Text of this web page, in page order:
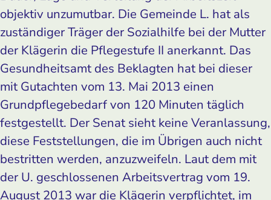
objektiv unzumutbar. Die Gemeinde L. hat als
zuständiger Träger der Sozialhilfe bei der Mutter
der Klägerin die Pflegestufe II anerkannt. Das
Gesundheitsamt des Beklagten hat bei dieser
mit Gutachten vom 13. Mai 2013 einen
Grundpflegebedarf von 120 Minuten täglich
festgestellt. Der Senat sieht keine Veranlassung,
diese Feststellungen, die im Übrigen auch nicht
bestritten werden, anzuzweifeln. Laut dem mit
der U. geschlossenen Arbeitsvertrag vom 19.
August 2013 war die Klägerin verpflichtet, im